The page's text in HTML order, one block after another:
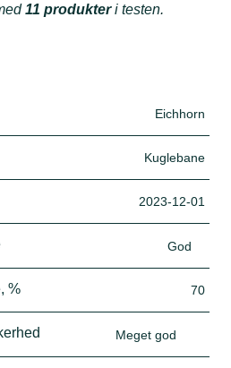
11 produkteri testen.
Eichhorn
Kuglebane
2023-12-01
God
% 70
Meget god